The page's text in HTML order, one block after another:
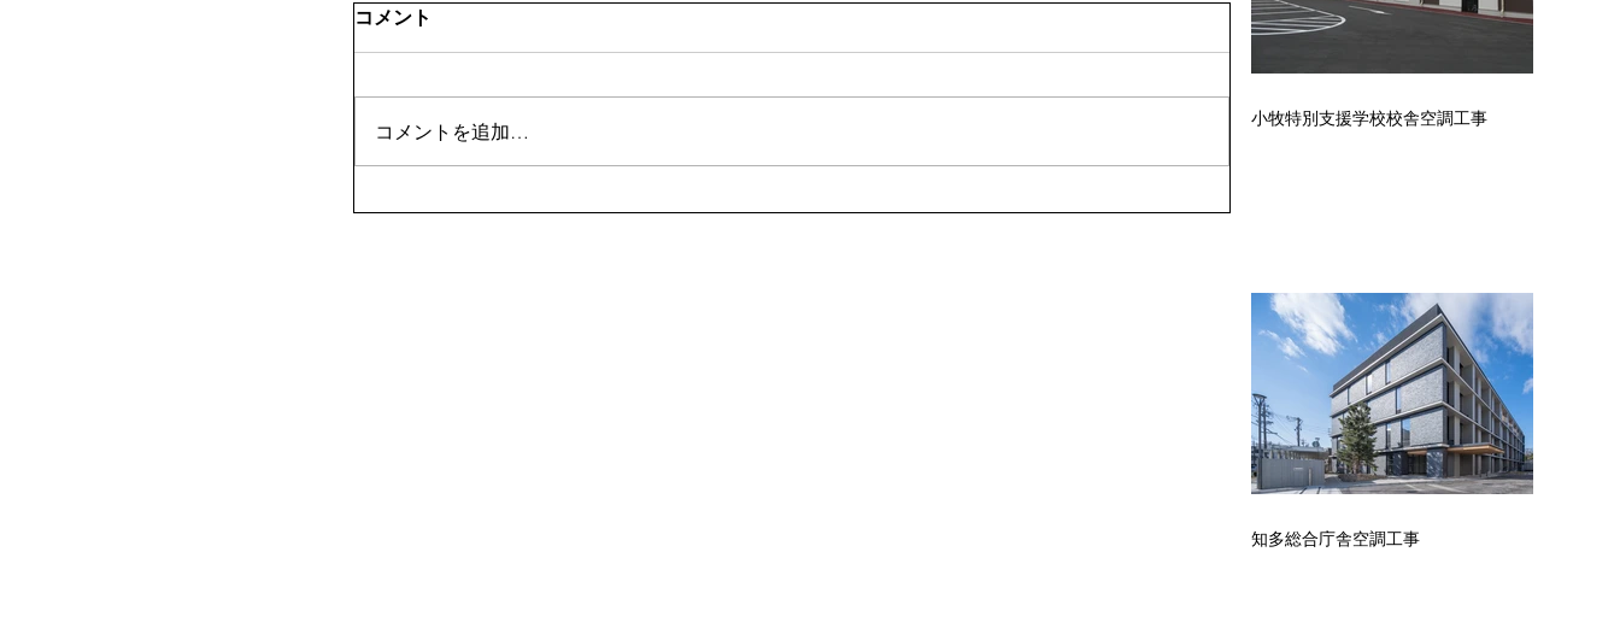
コメント
コメントを追加…
小牧特別支援学校校舎空調工事
知多総合庁舎空調工事